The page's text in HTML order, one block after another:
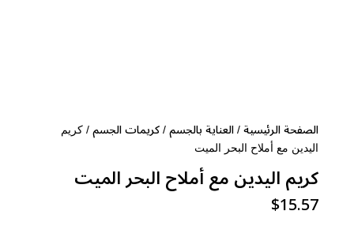
الصفحة الرئيسية/ العناية بالجسم / كريمات الجسم / كريم
اليدين مع أملاح البحر الميت
كريم اليدين مع أملاح البحر الميت
$15.57